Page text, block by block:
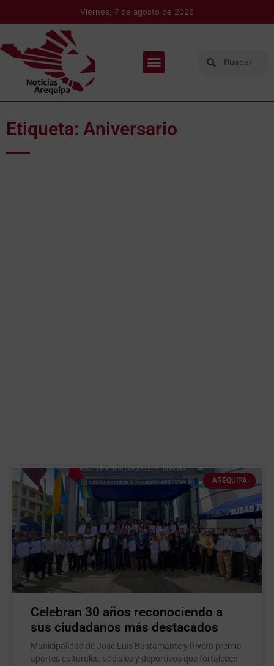
Viernes, 7 de agosto de 2026
Etiqueta: Aniversario
AREQUIPA
Celebran 30 años reconociendo a
sus ciudadanos más destacados
Municipalidad de José Luis Bustamante y Rivero premia
aportes culturales, sociales y deportivos que fortalecen